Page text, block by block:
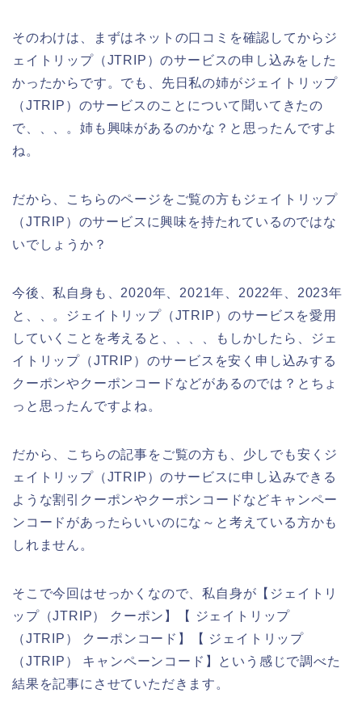
そのわけは、まずはネットの口コミを確認してからジ
ェイトリップ（JTRIP）のサービスの申し込みをした
かったからです。でも、先日私の姉がジェイトリップ
（JTRIP）のサービスのことについて聞いてきたの
で、、、。姉も興味があるのかな？と思ったんですよ
ね。
だから、こちらのページをご覧の方もジェイトリップ
（JTRIP）のサービスに興味を持たれているのではな
いでしょうか？
今後、私自身も、2020年、2021年、2022年、2023年
と、、。ジェイトリップ（JTRIP）のサービスを愛用
していくことを考えると、、、、もしかしたら、ジェ
イトリップ（JTRIP）のサービスを安く申し込みする
クーポンやクーポンコードなどがあるのでは？とちょ
っと思ったんですよね。
だから、こちらの記事をご覧の方も、少しでも安くジ
ェイトリップ（JTRIP）のサービスに申し込みできる
ような割引クーポンやクーポンコードなどキャンペー
ンコードがあったらいいのにな～と考えている方かも
しれません。
そこで今回はせっかくなので、私自身が【ジェイトリ
ップ（JTRIP） クーポン】【 ジェイトリップ
（JTRIP） クーポンコード】【 ジェイトリップ
（JTRIP） キャンペーンコード】という感じで調べた
結果を記事にさせていただきます。